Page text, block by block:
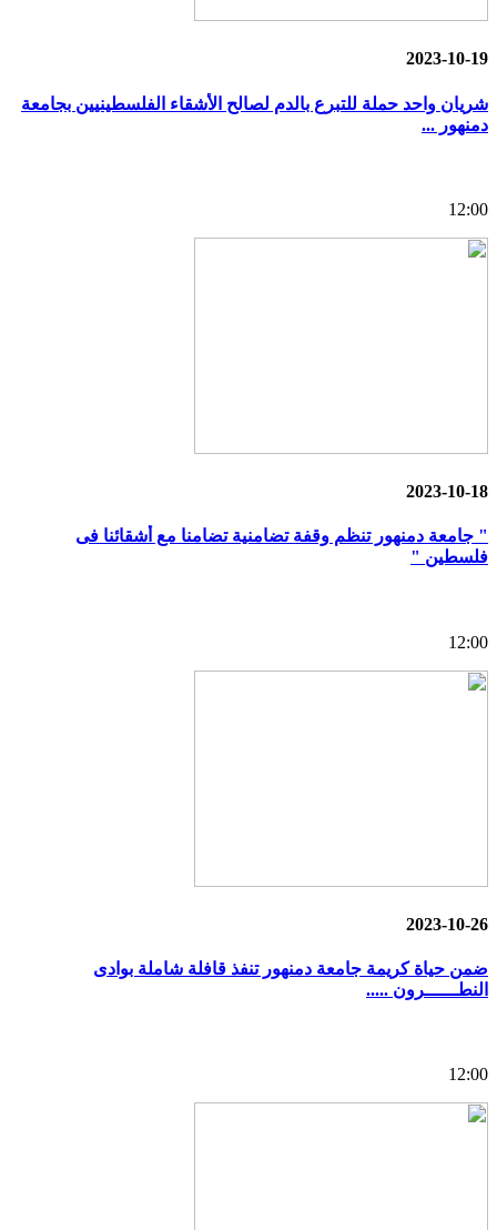
2023-10-19
شريان واحد حملة للتبرع بالدم لصالح الأشقاء الفلسطينيين بجامعة
دمنهور ...
12:00
2023-10-18
" جامعة دمنهور تنظم وقفة تضامنية تضامنا مع أشقائنا فى
فلسطين "
12:00
2023-10-26
ضمن حياة كريمة جامعة دمنهور تنفذ قافلة شاملة بوادى
النطــــــرون .....
12:00